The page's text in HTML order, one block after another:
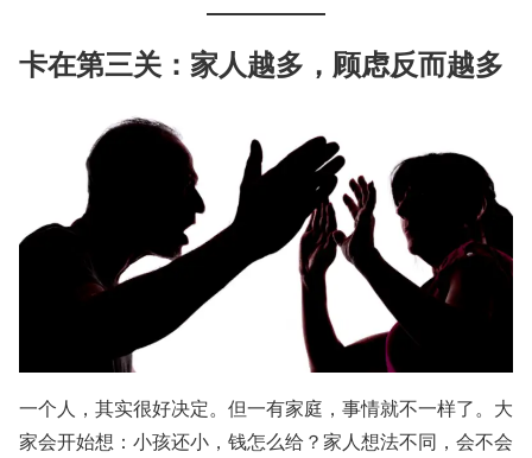
卡在第三关：家人越多，顾虑反而越多
一个人，其实很好决定。但一有家庭，事情就不一样了。大
家会开始想：小孩还小，钱怎么给？家人想法不同，会不会